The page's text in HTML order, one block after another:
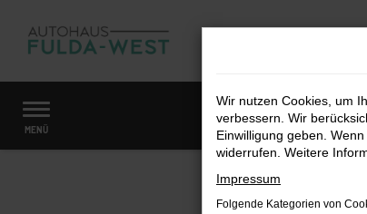
Zum
Hauptinhalt
MENÜ
Startseite Fahrzeugmarkt
Wir nutzen Cookies, um
verbessern. Wir
Einwilligung geben.
widerrufen. Weitere
Impressum
Folgende Kategorien von